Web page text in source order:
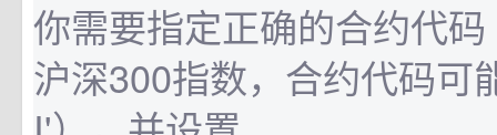
你需要指定正确的合约代
沪深300指数，合约代码可